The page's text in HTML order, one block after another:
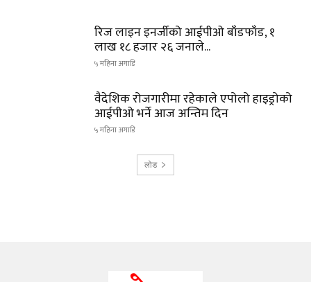
रिज लाइन इनर्जीको आईपीओ बाँडफाँड, १
लाख १८ हजार २६ जनाले...
५ महिना अगाडि
वैदेशिक रोजगारीमा रहेकाले एपोलो हाइड्रोको
आईपीओ भर्ने आज अन्तिम दिन
५ महिना अगाडि
लोड